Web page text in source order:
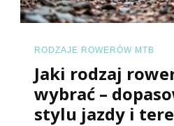
RODZAJE ROWERÓW MTB
Jaki rodzaj
wybrać –
stylu jazdy i